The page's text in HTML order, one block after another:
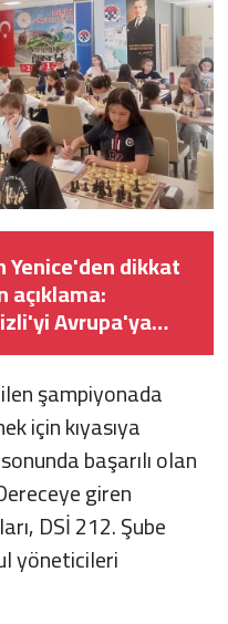
Yenice'den dikkat
açıklama:
Avrupa'ya
şampiyonada
için kıyasıya
başarılı olan
giren
DSİ 212. Şube
yöneticileri